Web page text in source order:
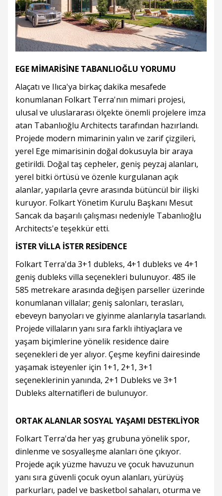
EGE MİMARİSİNE TABANLIOĞLU YORUMU
Alaçatı ve Ilıca'ya birkaç dakika mesafede
konumlanan Folkart Terra'nın mimari projesi,
ulusal ve uluslararası ölçekte önemli projelere imza
atan Tabanlıoğlu Architects tarafından hazırlandı.
Projede modern mimarinin yalın ve zarif çizgileri,
yerel Ege mimarisinin doğal dokusuyla bir araya
getirildi. Doğal taş cepheler, geniş peyzaj alanları,
yerel bitki örtüsü ve özenle kurgulanan açık
alanlar, yapılarla çevre arasında bütüncül bir ilişki
kuruyor. Folkart Yönetim Kurulu Başkanı Mesut
Sancak da başarılı çalışması nedeniyle Tabanlıoğlu
Architects'e teşekkür etti.
İSTER VİLLA İSTER RESİDENCE
Folkart Terra'da 3+1 dubleks, 4+1 dubleks ve 4+1
geniş dubleks villa seçenekleri bulunuyor. 485 ile
585 metrekare arasında değişen parseller üzerinde
konumlanan villalar; geniş salonları, terasları,
ebeveyn banyoları ve giyinme alanlarıyla tasarlandı.
Projede villaların yanı sıra farklı ihtiyaçlara ve
yaşam biçimlerine yönelik residence daire
seçenekleri de yer alıyor. Çeşme keyfini dairesinde
yaşamak isteyenler için 1+1, 2+1, 3+1
seçeneklerinin yanında, 2+1 Dubleks ve 3+1
Dubleks alternatifleri de bulunuyor.
ORTAK ALANLAR SOSYAL YAŞAMI DESTEKLİYOR
Folkart Terra'da her yaş grubuna yönelik spor,
dinlenme ve sosyalleşme alanları öne çıkıyor.
Projede açık yüzme havuzu ve çocuk havuzunun
yanı sıra güvenli çocuk oyun alanları, yürüyüş
parkurları, padel ve basketbol sahaları, oturma ve